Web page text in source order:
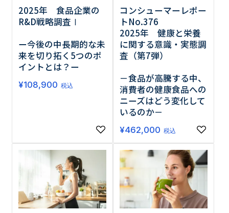
2025年 食品企業の
R&D戦略調査Ⅰ
ー今後の中長期的な未
来を切り拓く5つのポ
イントとは？ー
¥108,900 税込
コンシューマーレポー
トNo.376
2025年 健康と栄養
に関する意識・実態調
査（第7弾）
－食品が高騰する中、
消費者の健康食品への
ニーズはどう変化して
いるのか－
¥462,000 税込